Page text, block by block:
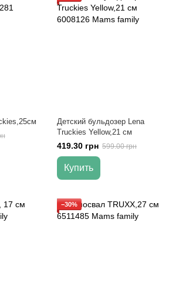
Детский бульдозер Lena
Truckies Yellow,21 см
419.30 грн 599.00 грн
Купить
−30%